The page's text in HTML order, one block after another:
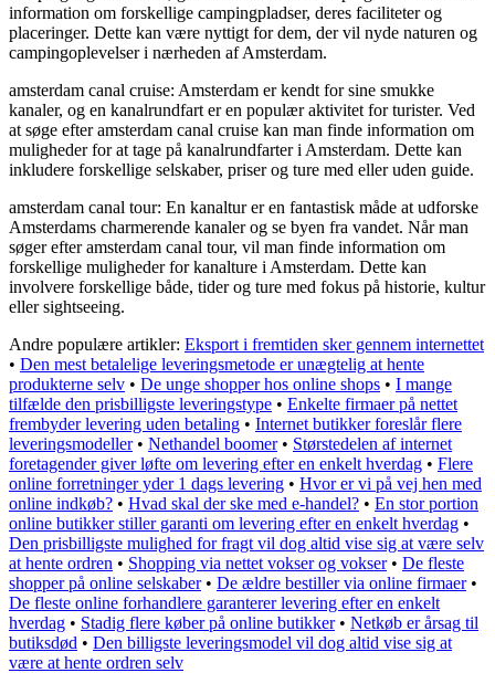
information om forskellige campingpladser, deres faciliteter og
placeringer. Dette kan være nyttigt for dem, der vil nyde naturen og
campingoplevelser i nærheden af Amsterdam.
amsterdam canal cruise: Amsterdam er kendt for sine smukke
kanaler, og en kanalrundfart er en populær aktivitet for turister. Ved
at søge efter amsterdam canal cruise kan man finde information om
muligheder for at tage på kanalrundfarter i Amsterdam. Dette kan
inkludere forskellige selskaber, priser og ture med eller uden guide.
amsterdam canal tour: En kanaltur er en fantastisk måde at udforske
Amsterdams charmerende kanaler og se byen fra vandet. Når man
søger efter amsterdam canal tour, vil man finde information om
forskellige muligheder for kanalture i Amsterdam. Dette kan
involvere forskellige både, tider og ture med fokus på historie, kultur
eller sightseeing.
Andre populære artikler: Eksport i fremtiden sker gennem internettet
• Den mest betalelige leveringsmetode er unægtelig at hente
produkterne selv • De unge shopper hos online shops • I mange
tilfælde den prisbilligste leveringstype • Enkelte firmaer på nettet
frembyder levering uden betaling • Internet butikker foreslår flere
leveringsmodeller• Nethandel boomer• Størstedelen af internet
foretagender giver løfte om levering efter en enkelt hverdag • Flere
online forretninger yder 1 dags levering • Hvor er vi på vej hen med
online indkøb? • Hvad skal der ske med e-handel? • En stor portion
online butikker stiller garanti om levering efter en enkelt hverdag •
Den prisbilligste mulighed for fragt vil dog altid vise sig at være selv
at hente ordren • Shopping via nettet vokser og vokser• De fleste
shopper på online selskaber• De ældre bestiller via online firmaer•
De fleste online forhandlere garanterer levering efter en enkelt
hverdag • Stadig flere køber på online butikker• Netkøb er årsag til
butiksdød • Den billigste leveringsmodel vil dog altid vise sig at
være at hente ordren selv